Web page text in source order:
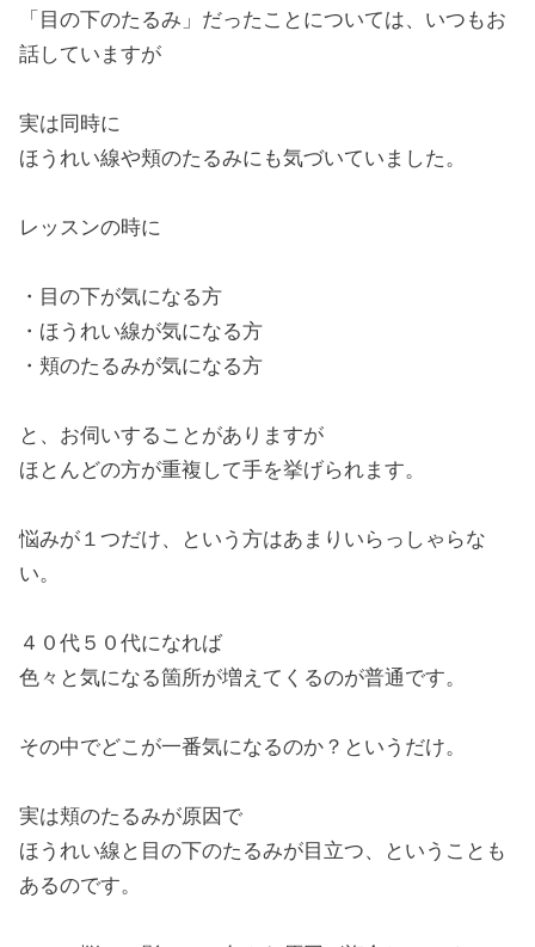
「目の下のたるみ」だったことについては、いつもお
話していますが
実は同時に
ほうれい線や頬のたるみにも気づいていました。
レッスンの時に
・目の下が気になる方
・ほうれい線が気になる方
・頬のたるみが気になる方
と、お伺いすることがありますが
ほとんどの方が重複して手を挙げられます。
悩みが１つだけ、という方はあまりいらっしゃらな
い。
４０代５０代になれば
色々と気になる箇所が増えてくるのが普通です。
その中でどこが一番気になるのか？というだけ。
実は頬のたるみが原因で
ほうれい線と目の下のたるみが目立つ、ということも
あるのです。